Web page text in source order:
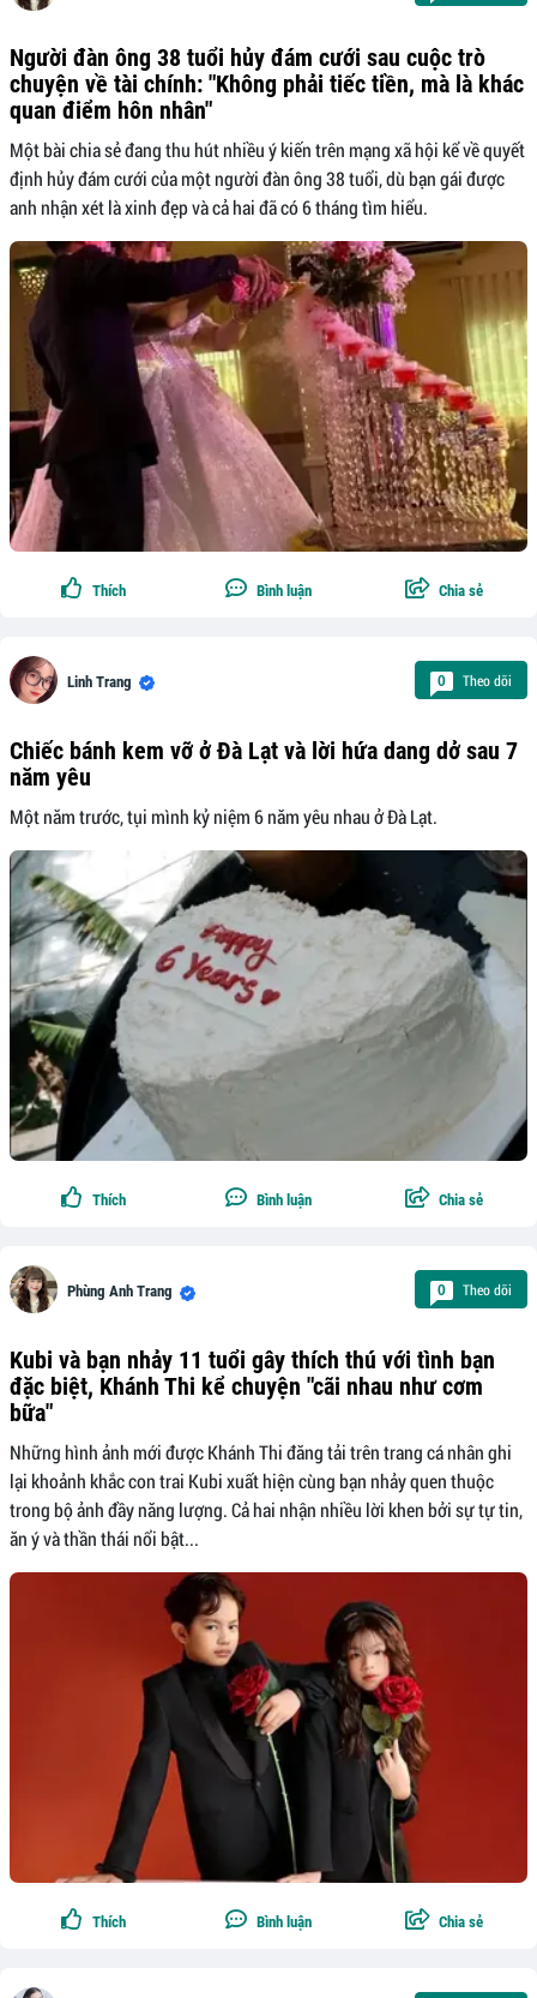
Người đàn ông 38 tuổi hủy đám cưới sau cuộc trò
chuyện về tài chính: "Không phải tiếc tiền, mà là khác
quan điểm hôn nhân"
Một bài chia sẻ đang thu hút nhiều ý kiến trên mạng xã hội kể về quyết
định hủy đám cưới của một người đàn ông 38 tuổi, dù bạn gái được
anh nhận xét là xinh đẹp và cả hai đã có 6 tháng tìm hiểu.
Thích Bình luận Chia sẻ
Linh Trang 0 Theo dõi
Chiếc bánh kem vỡ ở Đà Lạt và lời hứa dang dở sau 7
năm yêu
Một năm trước, tụi mình kỷ niệm 6 năm yêu nhau ở Đà Lạt.
Thích Bình luận Chia sẻ
Phùng Anh Trang 0 Theo dõi
Kubi và bạn nhảy 11 tuổi gây thích thú với tình bạn
đặc biệt, Khánh Thi kể chuyện "cãi nhau như cơm
bữa"
Những hình ảnh mới được Khánh Thi đăng tải trên trang cá nhân ghi
lại khoảnh khắc con trai Kubi xuất hiện cùng bạn nhảy quen thuộc
trong bộ ảnh đầy năng lượng. Cả hai nhận nhiều lời khen bởi sự tự tin,
ăn ý và thần thái nổi bật...
Thích Bình luận Chia sẻ